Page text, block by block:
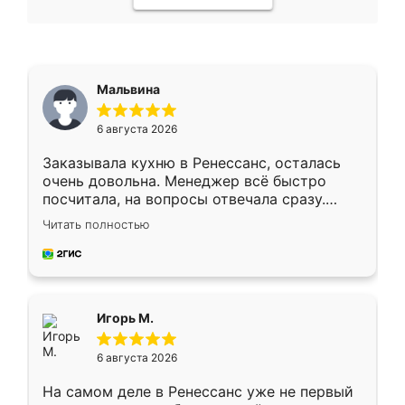
Мальвина
6 августа 2026
Заказывала кухню в Ренессанс, осталась
очень довольна. Менеджер всё быстро
посчитала, на вопросы отвечала сразу.
Замерщик приехал в субботу, подошёл к
делу со всей ответственностью. Собрали
за день, ребята работали аккуратно, даже
Читать полностью
Игорь М.
6 августа 2026
На самом деле в Ренессанс уже не первый